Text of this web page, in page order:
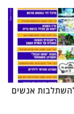
אנשים